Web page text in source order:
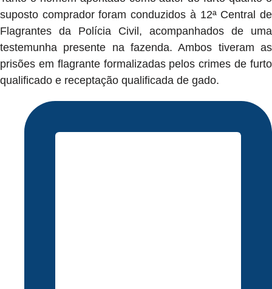
suposto comprador foram conduzidos à 12ª Central de
Flagrantes da Polícia Civil, acompanhados de uma
testemunha presente na fazenda. Ambos tiveram as
prisões em flagrante formalizadas pelos crimes de furto
qualificado e receptação qualificada de gado.